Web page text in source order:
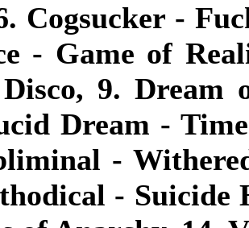
Cogsucker -
- Game of
9. Dream
Dream -
-
- Suicide